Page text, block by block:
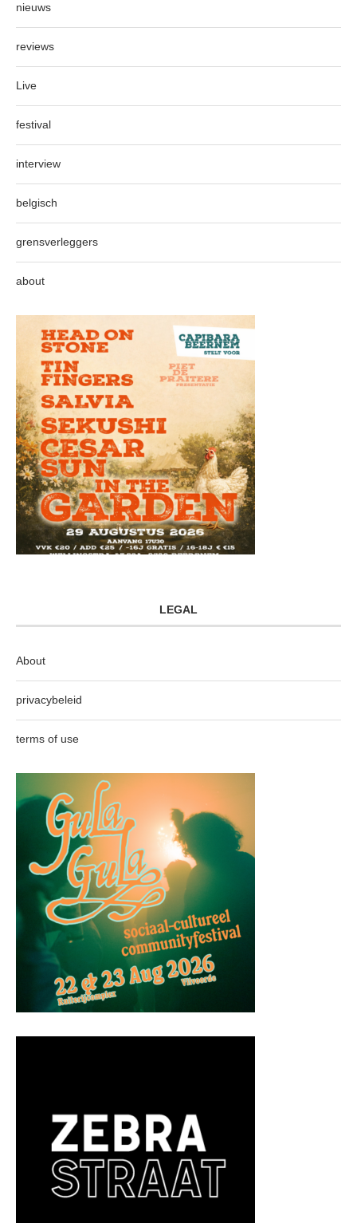
nieuws
reviews
Live
festival
interview
belgisch
grensverleggers
about
LEGAL
About
privacybeleid
terms of use